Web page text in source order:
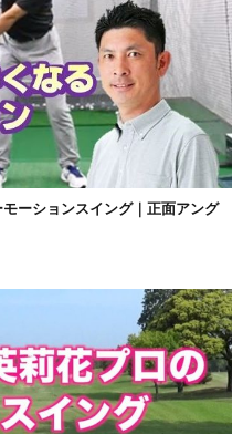
ーションスイング｜正面アング